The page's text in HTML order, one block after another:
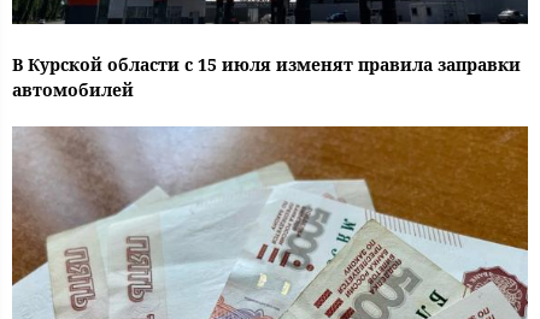
В Курской области с 15 июля изменят правила заправки
автомобилей